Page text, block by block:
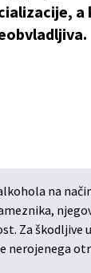
na
Za škodljive
nerojenega